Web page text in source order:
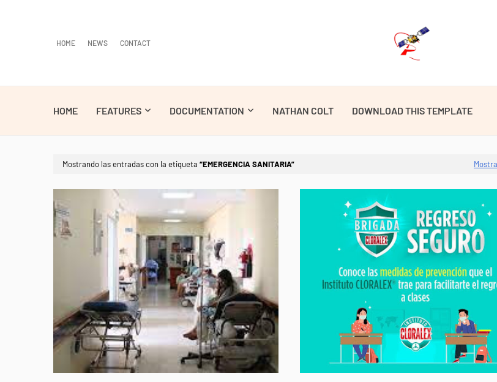
HOME NEWS CONTACT
HOME FEATURES DOCUMENTATION NATHAN COLT DOWNLOAD THIS TEMPLATE
Mostrando las entradas con la etiqueta EMERGENCIA SANITARIA